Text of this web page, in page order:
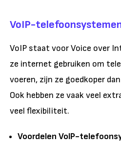
VoIP-
VoIP staat voor Voice over
ze internet gebruiken om
voeren, zijn ze goedkoper
Ook hebben ze vaak veel
veel flexibiliteit.
Voordelen VoIP-